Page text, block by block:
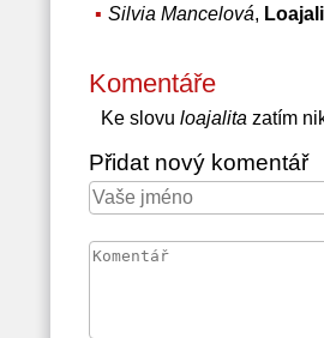
Silvia Mancelová,
Komentáře
Ke slovu loajalita zatím
Přidat nový komentář